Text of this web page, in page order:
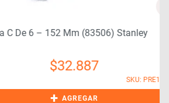
– 152 Mm (83506) Stanley
32.887
SKU: PRE1010
AGREGAR